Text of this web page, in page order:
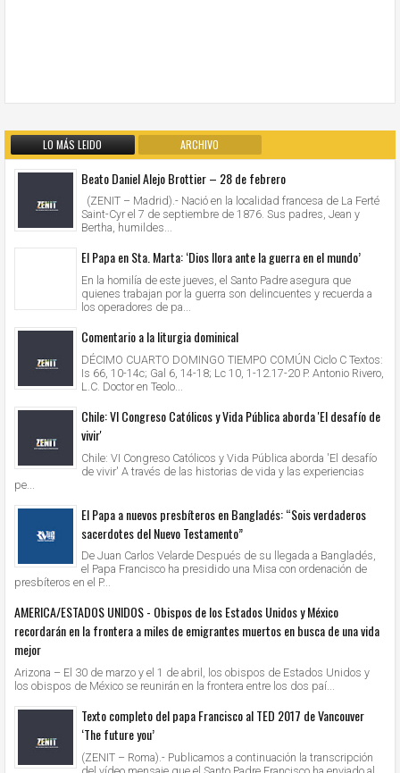
LO MÁS LEIDO ARCHIVO
Beato Daniel Alejo Brottier – 28 de febrero
(ZENIT – Madrid).- Nació en la localidad francesa de La Ferté
Saint-Cyr el 7 de septiembre de 1876. Sus padres, Jean y
Bertha, humildes...
El Papa en Sta. Marta: ‘Dios llora ante la guerra en el mundo’
En la homilía de este jueves, el Santo Padre asegura que
quienes trabajan por la guerra son delincuentes y recuerda a
los operadores de pa...
Comentario a la liturgia dominical
DÉCIMO CUARTO DOMINGO TIEMPO COMÚN Ciclo C Textos:
Is 66, 10-14c; Gal 6, 14-18; Lc 10, 1-12.17-20 P. Antonio Rivero,
L.C. Doctor en Teolo...
Chile: VI Congreso Católicos y Vida Pública aborda 'El desafío de
vivir'
Chile: VI Congreso Católicos y Vida Pública aborda 'El desafío
de vivir' A través de las historias de vida y las experiencias
pe...
El Papa a nuevos presbíteros en Bangladés: “Sois verdaderos
sacerdotes del Nuevo Testamento”
De Juan Carlos Velarde Después de su llegada a Bangladés,
el Papa Francisco ha presidido una Misa con ordenación de
presbíteros en el P...
AMERICA/ESTADOS UNIDOS - Obispos de los Estados Unidos y México
recordarán en la frontera a miles de emigrantes muertos en busca de una vida
mejor
Arizona – El 30 de marzo y el 1 de abril, los obispos de Estados Unidos y
los obispos de México se reunirán en la frontera entre los dos paí...
Texto completo del papa Francisco al TED 2017 de Vancouver
‘The future you’
(ZENIT – Roma).- Publicamos a continuación la transcripción